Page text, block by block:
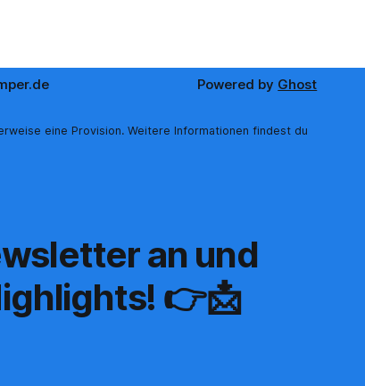
Powered by Ghost
eine Provision. Weitere Informationen findest du
an und
👉📩